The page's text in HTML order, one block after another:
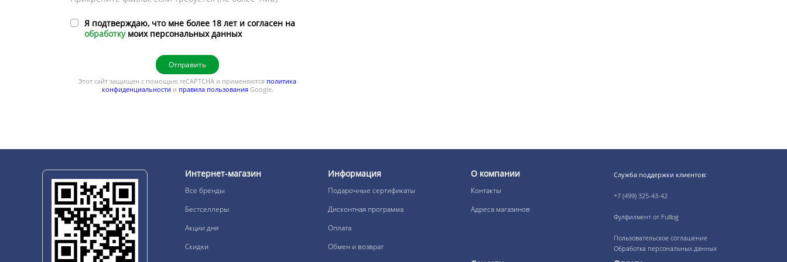
Я подтверждаю, что мне более 18 лет и согласен на
обработкумоих персональных данных
Отправить
Этот сайт защищен с помощью reCAPTCHA и применяются политика
конфиденциальности и правила пользованияGoogle.
Интернет-магазин
Все бренды
Бестселлеры
Акции дня
Скидки
Информация
Подарочные сертификаты
Дисконтная программа
Оплата
Обмен и возврат
О компании
Контакты
Адреса магазинов
Служба поддержки клиентов:
+7 (499) 325-43-42
Фулфилмент от Fulllog
Пользовательское соглашение
Обработка персональных данных